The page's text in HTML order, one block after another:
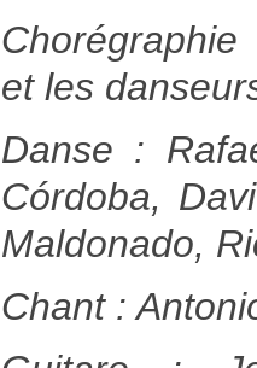
et les
Danse :
Córdoba,
Maldonado,
Chant :